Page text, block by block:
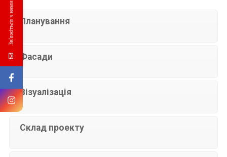
Планування
Фасади
Візуалізація
Склад проекту
Зв'яжіться з нами